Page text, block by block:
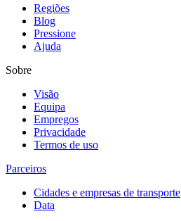
Regiões
Blog
Pressione
Ajuda
Sobre
Visão
Equipa
Empregos
Privacidade
Termos de uso
Parceiros
Cidades e empresas de transporte
Data